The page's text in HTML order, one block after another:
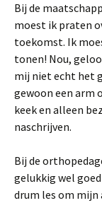
Bij de
moest ik praten
toekomst. Ik
tonen! Nou,
mij niet echt het
gewoon een arm
keek en alleen
naschrijven.
Bij de
gelukkig wel
drum les om mijn